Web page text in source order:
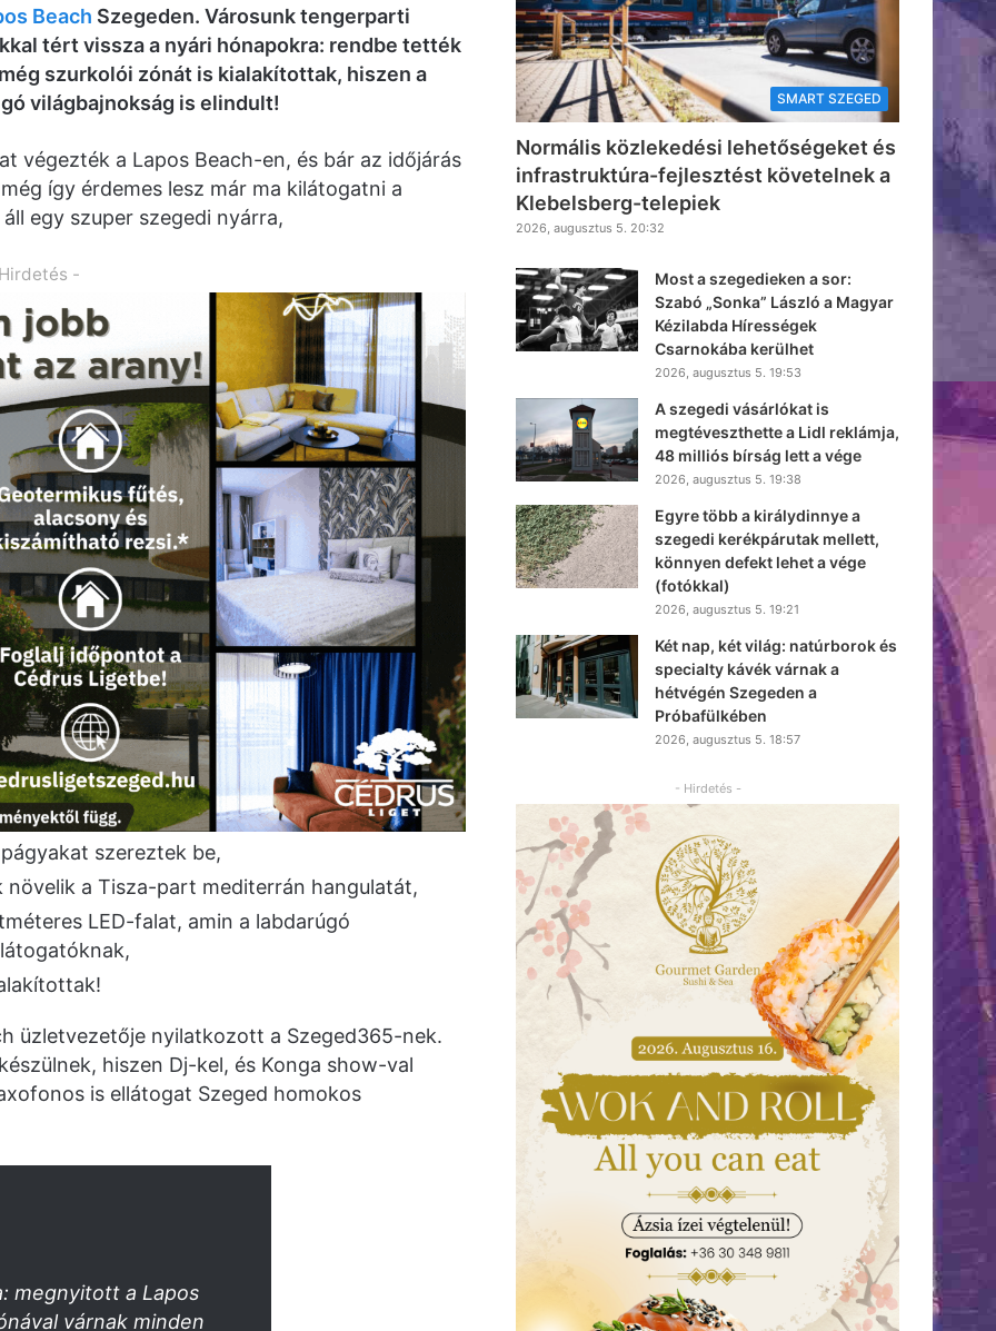
Beach Szegeden. Városunk tengerparti
tért vissza a nyári hónapokra: rendbe tették
szurkolói zónát is kialakítottak, hiszen a
világbajnokság is elindult!
végezték a Lapos Beach-en, és bár az időjárás
így érdemes lesz már ma kilátogatni a
egy szuper szegedi nyárra,
-
szereztek be,
a Tisza-part mediterrán hangulatát,
LED-falat, amin a labdarúgó
üzletvezetője nyilatkozott a Szeged365-nek.
hiszen Dj-kel, és Konga show-val
is ellátogat Szeged homokos
megnyitott a Lapos
várnak minden
SMART SZEGED
Normális közlekedési lehetőségeket és
infrastruktúra-fejlesztést követelnek a
Klebelsberg-telepiek
2026, augusztus 5. 20:32
Most a szegedieken a sor:
Szabó „Sonka” László a Magyar
Kézilabda Hírességek
Csarnokába kerülhet
2026, augusztus 5. 19:53
A szegedi vásárlókat is
megtéveszthette a Lidl reklámja,
48 milliós bírság lett a vége
2026, augusztus 5. 19:38
Egyre több a királydinnye a
szegedi kerékpárutak mellett,
könnyen defekt lehet a vége
(fotókkal)
2026, augusztus 5. 19:21
Két nap, két világ: natúrborok és
specialty kávék várnak a
hétvégén Szegeden a
Próbafülkében
2026, augusztus 5. 18:57
- Hirdetés -